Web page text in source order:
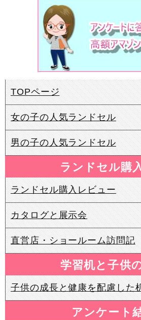
TOPページ
女の子の人気ランドセル
男の子の人気ランドセル
ランドセル購
ランドセル購入レビュー
カタログと展示会
直営店・ショールーム訪問記
学習机と子供
子供の成長と健康を配慮した
アンケート